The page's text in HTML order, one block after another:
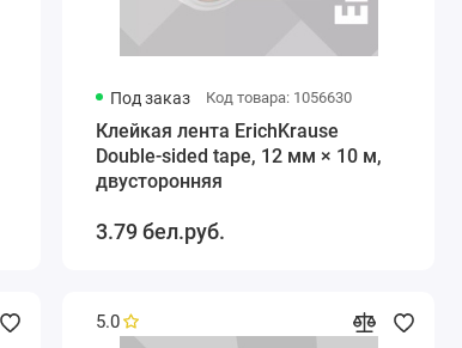
Под заказ Код товара: 1056630
Клейкая лента ErichKrause
Double-sided tape, 12 мм × 10 м,
двусторонняя
3.79 бел.руб.
5.0